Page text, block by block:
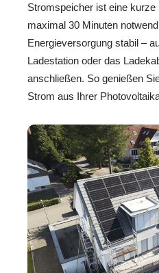
Stromspeicher ist eine
maximal 30 Minuten
Energieversorgung stabil –
Ladestation oder das
anschließen. So genießen
Strom aus Ihrer